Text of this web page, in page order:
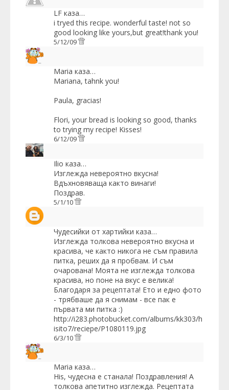
LF каза…
i tryed this recipe. wonderful taste! not so
good looking like yours,but great!thank you!
5/12/09
Maria каза…
Mariana, tahnk you!
Paula, gracias!
Flori, your bread is looking so good, thanks
to trying my recipe! Kisses!
6/12/09
Ilio каза…
Изглежда невероятно вкусна!
Вдъхновяваща както винаги!
Поздрав.
5/1/10
Чудесийки от хартийки каза…
Изглежда толкова невероятно вкусна и
красива, че както никога не съм правила
питка, реших да я пробвам. И съм
очарована! Моята не изглежда толкова
красива, но поне на вкус е велика!
Благодаря за рецептата! Ето и едно фото
- трябваше да я снимам - все пак е
първата ми питка :)
http://i283.photobucket.com/albums/kk303/h
isito7/reciepe/P1080119.jpg
6/3/10
Maria каза…
His, чудесна е станала! Поздравления! А
толкова апетитно изглежда. Рецептата